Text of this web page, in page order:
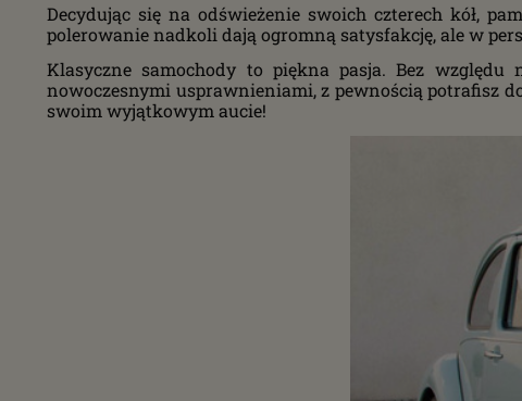
Decydując się na odświeżenie swoich czterech kół,
polerowanie nadkoli dają ogromną satysfakcję, ale w
Klasyczne samochody to piękna pasja. Bez
nowoczesnymi usprawnieniami, z pewnością potrafisz
swoim wyjątkowym aucie!